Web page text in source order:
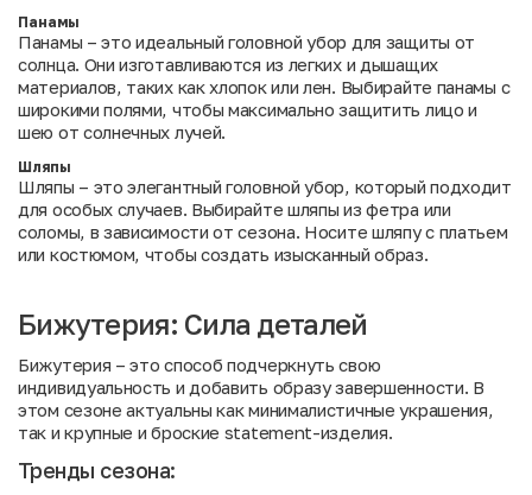
Панамы
Панамы – это идеальный головной убор для защиты от
солнца. Они изготавливаются из легких и дышащих
материалов, таких как хлопок или лен. Выбирайте панамы с
широкими полями, чтобы максимально защитить лицо и
шею от солнечных лучей.
Шляпы
Шляпы – это элегантный головной убор, который подходит
для особых случаев. Выбирайте шляпы из фетра или
соломы, в зависимости от сезона. Носите шляпу с платьем
или костюмом, чтобы создать изысканный образ.
Бижутерия: Сила деталей
Бижутерия – это способ подчеркнуть свою
индивидуальность и добавить образу завершенности. В
этом сезоне актуальны как минималистичные украшения,
так и крупные и броские statement-изделия.
Тренды сезона: